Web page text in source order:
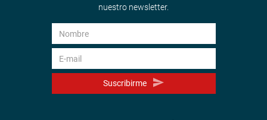
nuestro newsletter.
Suscribirme